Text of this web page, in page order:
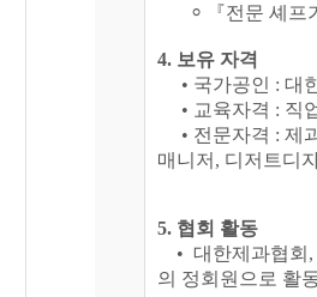
⸰ 『전문 셰프
4. 보유 자격
• 국가공인 : 대
• 교육자격 : 직
• 전문자격 : 제
매니저, 디저트디
5. 협회 활동
• 대한제과협회,
의 정회원으로 활